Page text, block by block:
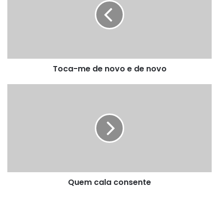
Toca-me de novo e de novo
Quem cala consente